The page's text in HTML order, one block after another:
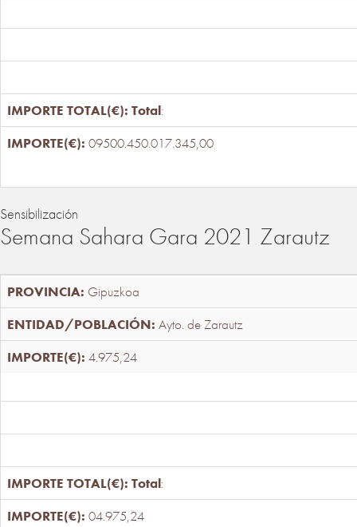
Total:
09500.450.017.345,00
Sensibilización
Semana Sahara Gara 2021 Zarautz
Gipuzkoa
Ayto. de Zarautz
4.975,24
Total:
04.975,24